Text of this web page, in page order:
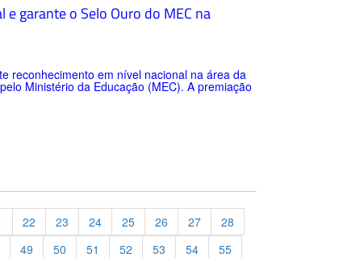
garante o Selo Ouro do MEC na
reconhecimento em nível nacional na área da
Ministério da Educação (MEC). A premiação
22 23 24 25 26 27
28
49 50 51 52 53 54
55